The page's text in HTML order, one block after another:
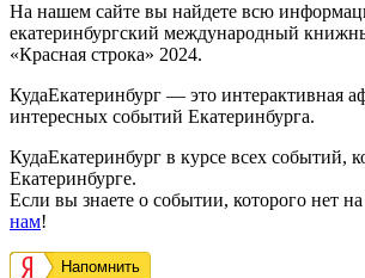
На нашем сайте вы найдете всю
екатеринбургский международный
«Красная строка» 2024.
КудаЕкатеринбург — это интерактивная
интересных событий Екатеринбурга.
КудаЕкатеринбург в курсе всех событий,
Екатеринбурге.
Если вы знаете о событии, которого нет на
нам!
Напомнить